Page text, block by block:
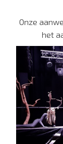
Onze
het